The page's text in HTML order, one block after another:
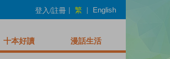
登入/註冊 | 繁 | English
十本好讀 漫話生活